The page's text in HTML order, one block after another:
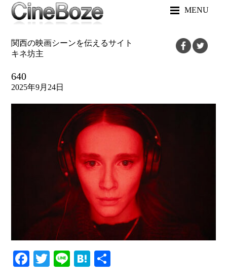
MENU
関西の映画シーンを伝えるサイト
キネ坊主
640
2025年9月24日
Facebook
TwitterLineHatena